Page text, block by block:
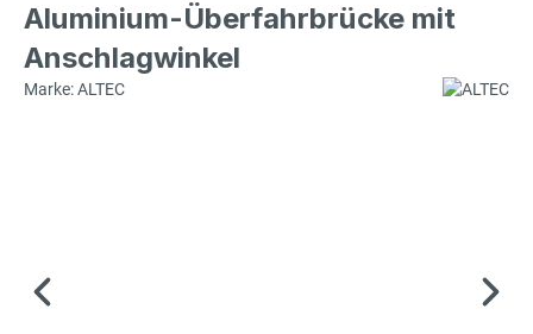
Aluminium-Überfahrbrücke mit
Anschlagwinkel
Marke: ALTEC